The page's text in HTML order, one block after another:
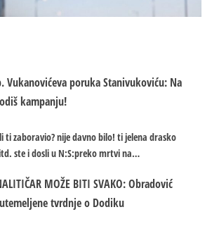
Vukanovićeva poruka Stanivukoviću: Na
kampanju!
ti zaboravio? nije davno bilo! ti jelena drasko
ste i dosli u N:S:preko mrtvi na…
MOŽE BITI SVAKO: Obradović
tvrdnje o Dodiku